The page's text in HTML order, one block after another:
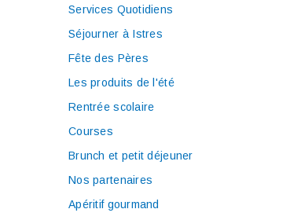
Services Quotidiens
Séjourner à Istres
Fête des Pères
Les produits de l'été
Rentrée scolaire
Courses
Brunch et petit déjeuner
Nos partenaires
Apéritif gourmand